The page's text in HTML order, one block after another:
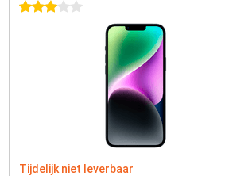
3 sterren
Tijdelijk niet leverbaar